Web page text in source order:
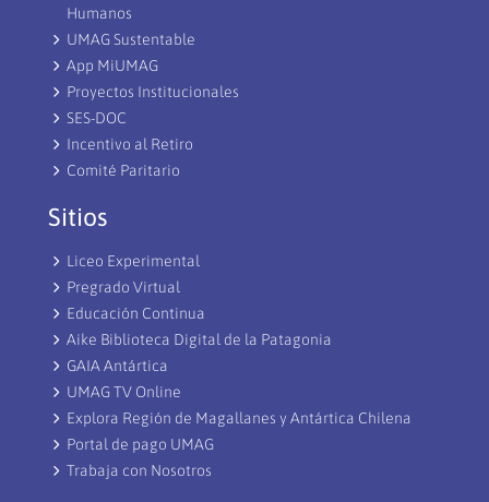
Humanos
UMAG Sustentable
App MiUMAG
Proyectos Institucionales
SES-DOC
Incentivo al Retiro
Comité Paritario
Sitios
Liceo Experimental
Pregrado Virtual
Educación Continua
Aike Biblioteca Digital de la Patagonia
GAIA Antártica
UMAG TV Online
Explora Región de Magallanes y Antártica Chilena
Portal de pago UMAG
Trabaja con Nosotros